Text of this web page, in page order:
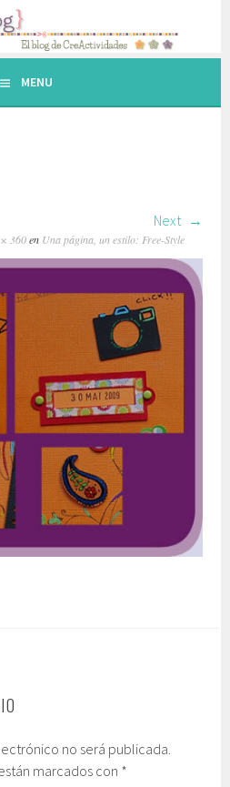
MENU
Next
360en Una página, un estilo: Free-Style
no será publicada.
marcados con *